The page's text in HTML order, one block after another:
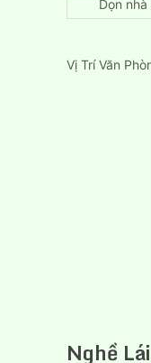
Dọn
Vị Trí Văn
Nghề